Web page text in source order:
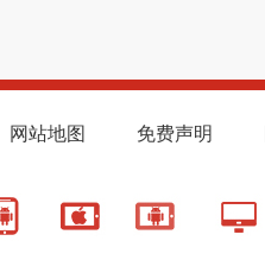
网站地图 免费声明